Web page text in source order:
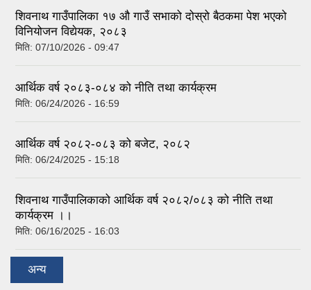
शिवनाथ गाउँपालिका १७ औ गाउँ सभाको दोस्रो बैठकमा पेश भएको
विनियोजन विद्येयक, २०८३
मिति: 07/10/2026 - 09:47
आर्थिक वर्ष २०८३-०८४ को नीति तथा कार्यक्रम
मिति: 06/24/2026 - 16:59
आर्थिक वर्ष २०८२-०८३ को बजेट, २०८२
मिति: 06/24/2025 - 15:18
शिवनाथ गाउँपालिकाको आर्थिक वर्ष २०८२/०८३ को नीति तथा
कार्यक्रम ।।
मिति: 06/16/2025 - 16:03
अन्य